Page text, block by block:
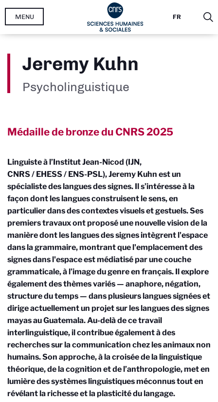
Aller
FR
MENU
Jeremy Kuhn
Psycholinguistique
Médaille de bronze du CNRS2025
Linguiste à l’Institut Jean-Nicod (IJN,
CNRS / EHESS / ENS-PSL), Jeremy Kuhn est un
spécialiste des langues des signes. Il s’intéresse à la
façon dont les langues construisent le sens, en
particulier dans des contextes visuels et gestuels. Ses
premiers travaux ont proposé une nouvelle vision de la
manière dont les langues des signes intègrent l'espace
dans la grammaire, montrant que l'emplacement des
signes dans l'espace est médiatisé par une couche
grammaticale, à l’image du genre en français. Il explore
également des thèmes variés — anaphore, négation,
structure du temps — dans plusieurs langues signées et
dirige actuellement un projet sur les langues des signes
mayas au Guatemala. Au-delà de ce travail
interlinguistique, il contribue également à des
recherches sur la communication chez les animaux non
humains. Son approche, à la croisée de la linguistique
théorique, de la cognition et de l’anthropologie, met en
lumière des systèmes linguistiques méconnus tout en
révélant la richesse et la plasticité du langage.